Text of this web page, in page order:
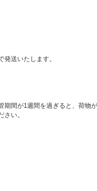
送いたします。
間が1週間を過ぎると、荷物
い。